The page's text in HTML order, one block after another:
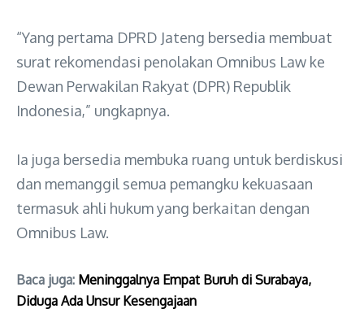
“Yang pertama DPRD Jateng bersedia membuat
surat rekomendasi penolakan Omnibus Law ke
Dewan Perwakilan Rakyat (DPR) Republik
Indonesia,” ungkapnya.
Ia juga bersedia membuka ruang untuk berdiskusi
dan memanggil semua pemangku kekuasaan
termasuk ahli hukum yang berkaitan dengan
Omnibus Law.
Baca juga: Meninggalnya Empat Buruh di Surabaya,
Diduga Ada Unsur Kesengajaan